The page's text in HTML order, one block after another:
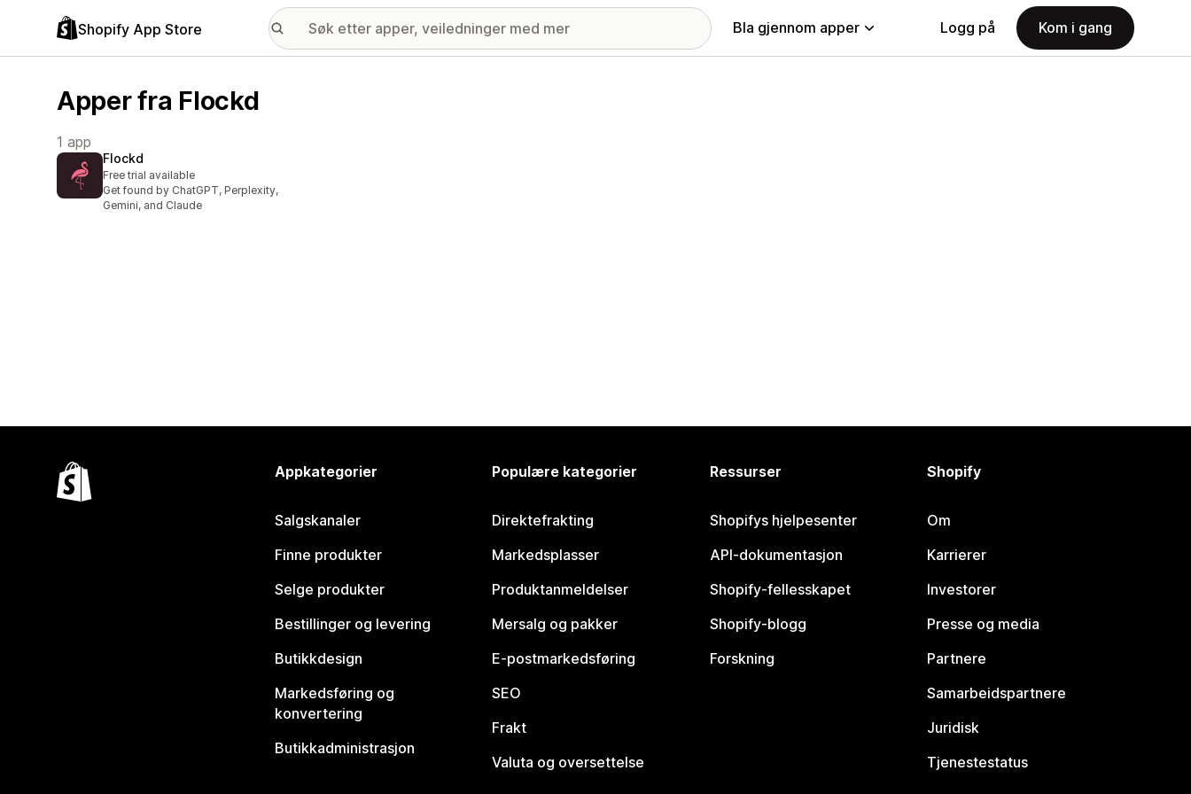
Shopify App Store Bla gjennom apper Logg på Kom i gang
Apper fra Flockd
1 app
Flockd
Free trial available
Get found by ChatGPT, Perplexity,
Gemini, and Claude
Appkategorier
Salgskanaler
Finne produkter
Selge produkter
Bestillinger og levering
Butikkdesign
Markedsføring og
konvertering
Butikkadministrasjon
Populære kategorier
Direktefrakting
Markedsplasser
Produktanmeldelser
Mersalg og pakker
E-postmarkedsføring
SEO
Frakt
Valuta og oversettelse
Ressurser
Shopifys hjelpesenter
API-dokumentasjon
Shopify-fellesskapet
Shopify-blogg
Forskning
Shopify
Om
Karrierer
Investorer
Presse og media
Partnere
Samarbeidspartnere
Juridisk
Tjenestestatus